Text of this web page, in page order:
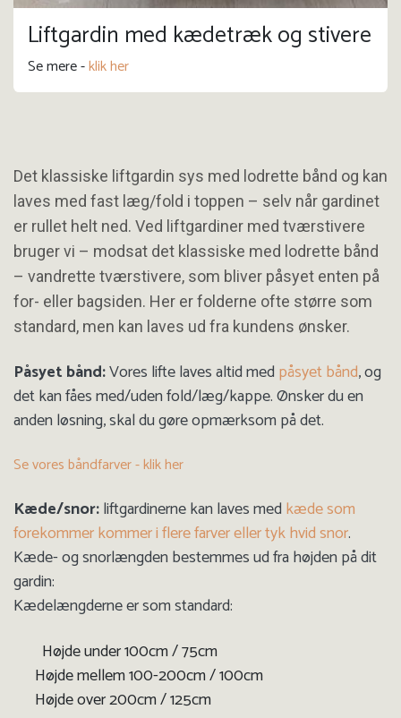
Liftgardin med kædetræk og stivere
Se mere -klik her
Det klassiske liftgardin sys med lodrette bånd og kan
laves med fast læg/fold i toppen – selv når gardinet
er rullet helt ned. Ved liftgardiner med tværstivere
bruger vi – modsat det klassiske med lodrette bånd
– vandrette tværstivere, som bliver påsyet enten på
for- eller bagsiden. Her er folderne ofte større som
standard, men kan laves ud fra kundens ønsker.
Påsyet bånd:Vores lifte laves altid med påsyet bånd, og
det kan fåes med/uden fold/læg/kappe. Ønsker du en
anden løsning, skal du gøre opmærksom på det.
Se vores båndfarver - klik her
Kæde/snor:liftgardinerne kan laves med kæde som
forekommer kommer i flere farver eller tyk hvid snor.
Kæde- og snorlængden bestemmes ud fra højden på dit
gardin:
Kædelængderne er som standard:
Højde under 100cm / 75cm
Højde mellem 100-200cm / 100cm
Højde over 200cm / 125cm